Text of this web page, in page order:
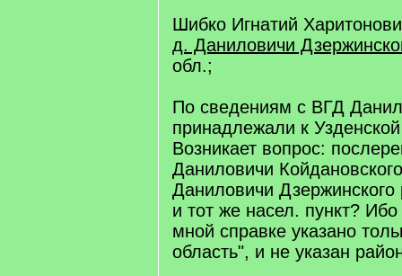
Шибко Игнатий
д. Даниловичи
обл.;
По сведениям с ВГД
принадлежали к
Возникает вопрос:
Даниловичи
Даниловичи Дзержинского
и тот же насел. пункт?
мной справке указано
область", и не указан